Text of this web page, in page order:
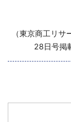
（東京商工リ
28日号掲